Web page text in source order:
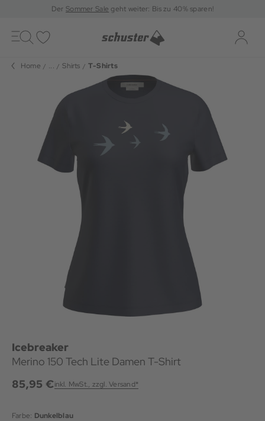
DerSommer Sale geht weiter: Bis zu 40% sparen!
Toggle
navigation
Home ... Shirts T-Shirts
Icebreaker
Merino 150 Tech Lite Damen T-Shirt
85,95 €inkl. MwSt., zzgl. Versand*
Farbe: Dunkelblau